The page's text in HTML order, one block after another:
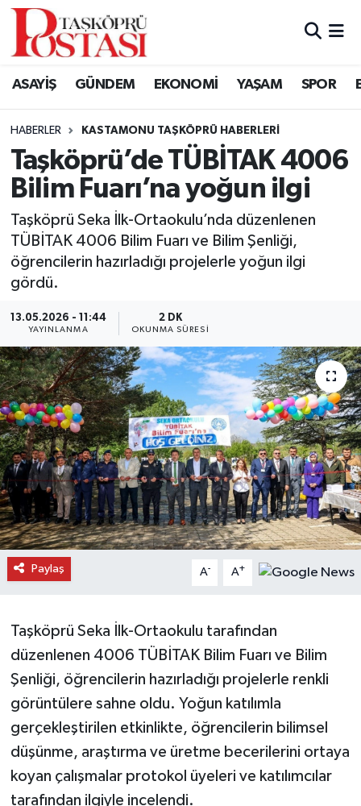
ASAYİŞ GÜNDEM EKONOMİ YAŞAM SPOR
HABERLER KASTAMONU TAŞKÖPRÜ HABERLERI
Taşköprü’de TÜBİTAK 4006
Bilim Fuarı’na yoğun ilgi
Taşköprü Seka İlk-Ortaokulu’nda düzenlenen
TÜBİTAK 4006 Bilim Fuarı ve Bilim Şenliği,
öğrencilerin hazırladığı projelerle yoğun ilgi
gördü.
13.05.2026 - 11:44
YAYINLANMA
2 DK
OKUNMA SÜRESI
Paylaş A- A+
Taşköprü Seka İlk-Ortaokulu tarafından
düzenlenen 4006 TÜBİTAK Bilim Fuarı ve Bilim
Şenliği, öğrencilerin hazırladığı projelerle renkli
görüntülere sahne oldu. Yoğun katılımla
gerçekleştirilen etkinlikte, öğrencilerin bilimsel
düşünme, araştırma ve üretme becerilerini ortaya
koyan çalışmalar protokol üyeleri ve katılımcılar
tarafından ilgiyle incelendi.
Kastamonu Vefat Edenler
Araç Haberleri
Azdavay Haberleri
Bozkurt Haberleri
Cide Haberleri
Daday Haberleri
Devrekani Haberleri
Doğanyurt Haberleri
Hanönü Haberleri
İhsangazi Haberleri
Küre Haberleri
Merkez Haberleri
Pınarbaşı Haberleri
Şenpazar Haberleri
Seydiler Haberleri